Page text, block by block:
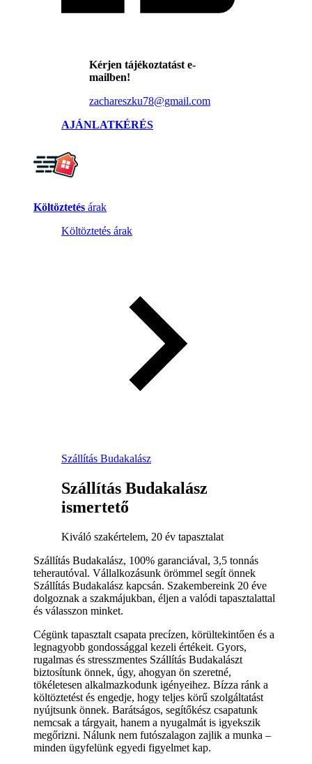
Kérjen tájékoztatást e-
mailben!
zachareszku78@gmail.com
AJÁNLATKÉRÉS
Költöztetés árak
Költöztetés árak
Szállítás Budakalász
Szállítás Budakalász
ismertető
Kiváló szakértelem, 20 év tapasztalat
Szállítás Budakalász, 100% garanciával, 3,5 tonnás
teherautóval. Vállalkozásunk örömmel segít önnek
Szállítás Budakalász kapcsán. Szakembereink 20 éve
dolgoznak a szakmájukban, éljen a valódi tapasztalattal
és válasszon minket.
Cégünk tapasztalt csapata precízen, körültekintően és a
legnagyobb gondossággal kezeli értékeit. Gyors,
rugalmas és stresszmentes Szállítás Budakalászt
biztosítunk önnek, úgy, ahogyan ön szeretné,
tökéletesen alkalmazkodunk igényeihez. Bízza ránk a
költöztetést és engedje, hogy teljes körű szolgáltatást
nyújtsunk önnek. Barátságos, segítőkész csapatunk
nemcsak a tárgyait, hanem a nyugalmát is igyekszik
megőrizni. Nálunk nem futószalagon zajlik a munka –
minden ügyfelünk egyedi figyelmet kap.